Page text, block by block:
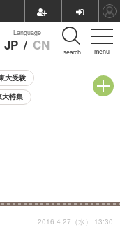
menu
Language
JP / CN search
大受験
大特集
2016.4.27（水） 13:30